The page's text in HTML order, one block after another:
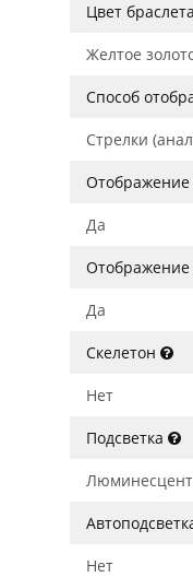
Цвет
Желтое
Способ
Стрелки
Отображение
Да
Отображение
Да
Скелетон
Нет
Подсветка
Нет